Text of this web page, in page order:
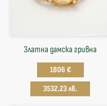
Златна дамска гривна
1806 €
3532.23 лв.